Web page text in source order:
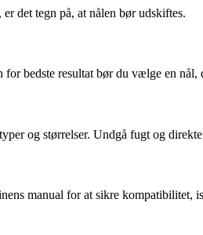
det tegn på, at nålen bør udskiftes.
bedste resultat bør du vælge en nål,
og størrelser. Undgå fugt og
manual for at sikre kompatibilitet,